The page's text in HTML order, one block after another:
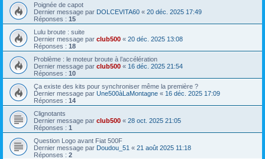
Poignée de capot
Dernier message par DOLCEVITA60 « 20 déc. 2025 17:49
Réponses : 15
Lulu broute : suite
Dernier message par club500 « 20 déc. 2025 13:08
Réponses : 18
Problème : le moteur broute à l’accélération
Dernier message par club500 « 16 déc. 2025 21:54
Réponses : 10
Ça existe des kits pour synchroniser même la première ?
Dernier message par Une500àLaMontagne « 16 déc. 2025 17:09
Réponses : 14
Clignotants
Dernier message par club500 « 28 oct. 2025 21:05
Réponses : 1
Question Logo avant Fiat 500F
Dernier message par Doudou_51 « 21 août 2025 11:18
Réponses : 2